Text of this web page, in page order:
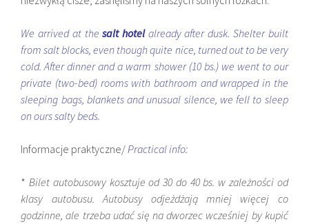
We arrived at thesalt hotelalready after dusk. Shelter built
from salt blocks, even though quite nice, turned out to be very
cold. After dinner and a warm shower (10 bs.) we went to our
private (two-bed) rooms with bathroom and wrapped in the
sleeping bags, blankets and unusual silence, we fell to sleep
on ours salty beds.
Informacje praktyczne/Practical info:
* Bilet autobusowy kosztuje od 30 do 40 bs. w zależności od
klasy autobusu. Autobusy odjeżdżają mniej więcej co
godzinne, ale trzeba udać się na dworzec wcześniej by kupić